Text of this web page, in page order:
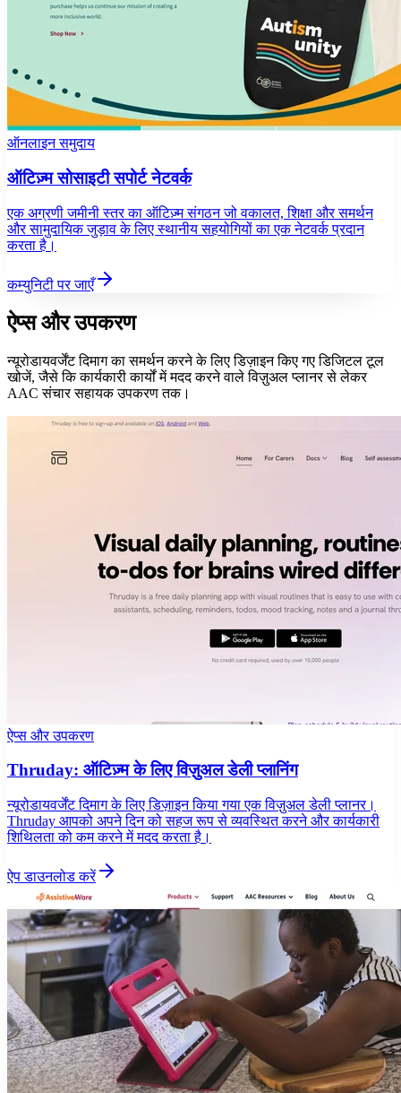
ऑनलाइन समुदाय
ऑटिज़्म सोसाइटी सपोर्ट नेटवर्क
एक अग्रणी जमीनी स्तर का ऑटिज़्म संगठन जो वकालत, शिक्षा और समर्थन
और सामुदायिक जुड़ाव के लिए स्थानीय सहयोगियों का एक नेटवर्क प्रदान
करता है।
कम्युनिटी पर जाएँ
ऐप्स और उपकरण
न्यूरोडायवर्जेंट दिमाग का समर्थन करने के लिए डिज़ाइन किए गए डिजिटल टूल
खोजें, जैसे कि कार्यकारी कार्यों में मदद करने वाले विज़ुअल प्लानर से लेकर
AAC संचार सहायक उपकरण तक।
ऐप्स और उपकरण
Thruday: ऑटिज़्म के लिए विज़ुअल डेली प्लानिंग
न्यूरोडायवर्जेंट दिमाग के लिए डिज़ाइन किया गया एक विज़ुअल डेली प्लानर।
Thruday आपको अपने दिन को सहज रूप से व्यवस्थित करने और कार्यकारी
शिथिलता को कम करने में मदद करता है।
ऐप डाउनलोड करें